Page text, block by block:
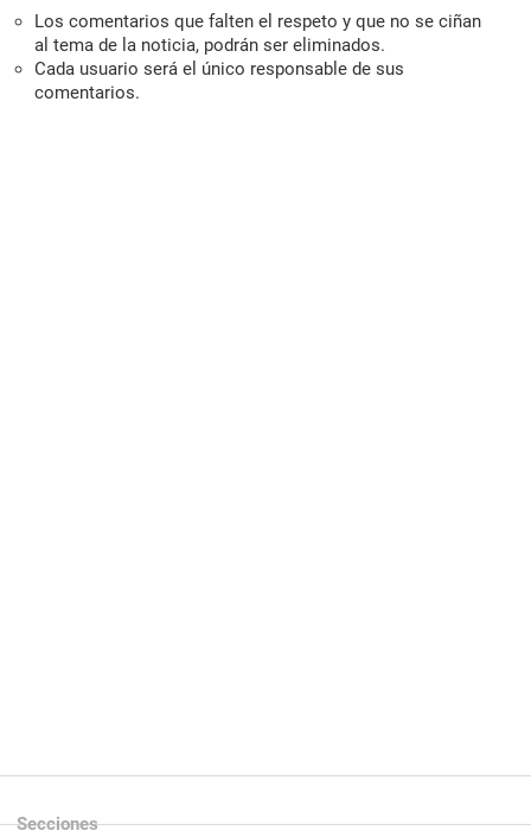
Los comentarios que falten el respeto y que no se ciñan
al tema de la noticia, podrán ser eliminados.
Cada usuario será el único responsable de sus
comentarios.
Secciones